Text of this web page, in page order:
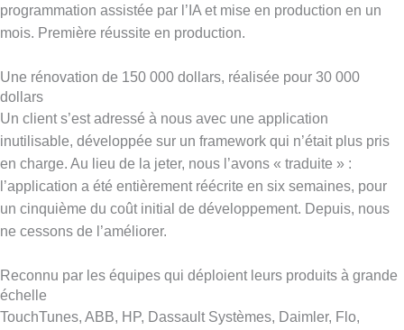
programmation assistée par l’IA et mise en production en un
mois. Première réussite en production.
Une rénovation de 150 000 dollars, réalisée pour 30 000
dollars
Un client s’est adressé à nous avec une application
inutilisable, développée sur un framework qui n’était plus pris
en charge. Au lieu de la jeter, nous l’avons « traduite » :
l’application a été entièrement réécrite en six semaines, pour
un cinquième du coût initial de développement. Depuis, nous
ne cessons de l’améliorer.
Reconnu par les équipes qui déploient leurs produits à grande
échelle
TouchTunes, ABB, HP, Dassault Systèmes, Daimler, Flo,